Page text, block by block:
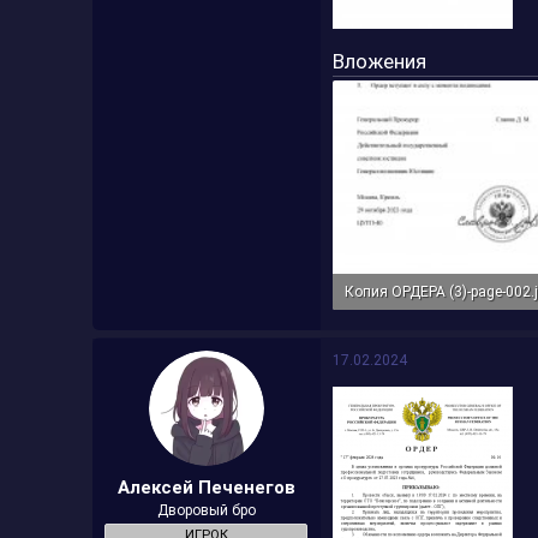
Вложения
Алексей Печенегов
Дворовый бро
ИГРОК
17.02.2024